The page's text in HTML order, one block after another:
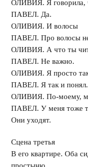
ОЛИВИЯ. Я говорила,
ПАВЕЛ. Да.
ОЛИВИЯ. И волосы
ПАВЕЛ. Про волосы
ОЛИВИЯ. А что ты
ПАВЕЛ. Не важно.
ОЛИВИЯ. Я просто
ПАВЕЛ. Я так и понял.
ОЛИВИЯ. По-моему,
ПАВЕЛ. У меня тоже
Они уходят.
Сцена третья
В его квартире. Оба